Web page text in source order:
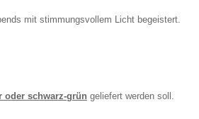
mit stimmungsvollem Licht begeistert.
oder schwarz-grün geliefert werden soll.